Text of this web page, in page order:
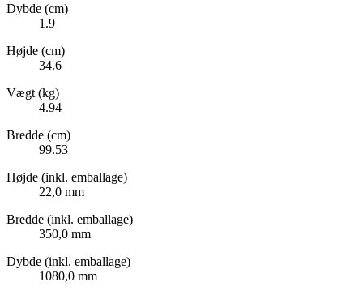
Dybde (cm)
1.9
Højde (cm)
34.6
Vægt (kg)
4.94
Bredde (cm)
99.53
Højde (inkl. emballage)
22,0 mm
Bredde (inkl. emballage)
350,0 mm
Dybde (inkl. emballage)
1080,0 mm